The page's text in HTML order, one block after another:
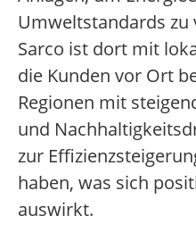
Umweltstandards zu
Sarco ist dort mit
die Kunden vor Ort
Regionen mit
und
zur
haben, was sich
auswirkt.